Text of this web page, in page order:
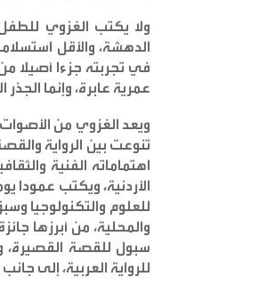
ولا يكتب الغزوي للطفل
الدهشة، والأقل
في تجربته جزءا أصيلا
عمرية عابرة، وإنما
ويعد الغزوي من الأصوات
تنوعت بين الرواية
اهتماماته الفنية
الأردنية، ويكتب عمودا
للعلوم والتكنولوجيا
والمحلية، من أبرزها
سبول للقصة القصيرة،
للرواية العربية، إلى